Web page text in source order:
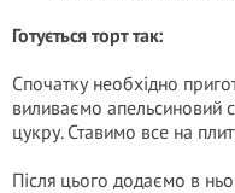
Готується торт так:
Спочатку необхідно
виливаємо апельсиновий
цукру. Ставимо все на
Після цього додаємо в